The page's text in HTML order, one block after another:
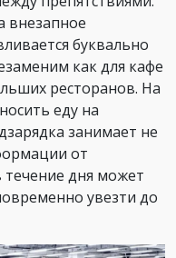
внезапное
буквально
как для кафе
ресторанов. На
еду на
занимает не
от
течение дня может
увезти до